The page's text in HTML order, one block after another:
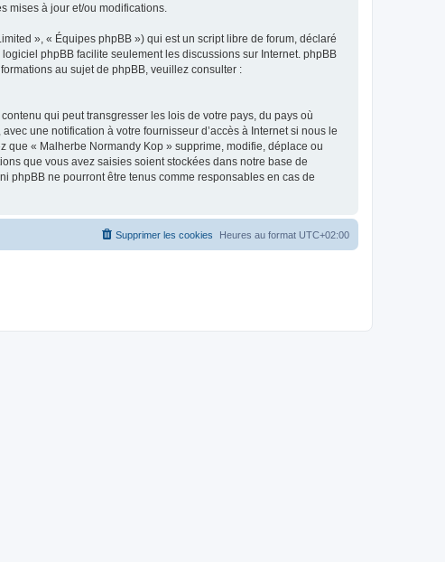
mises à jour et/ou modifications.
», « Équipes phpBB ») qui est un script libre de forum, déclaré
logiciel phpBB facilite seulement les discussions sur Internet. phpBB
au sujet de phpBB, veuillez consulter :
qui peut transgresser les lois de votre pays, du pays où
une notification à votre fournisseur d’accès à Internet si nous le
que « Malherbe Normandy Kop » supprime, modifie, déplace ou
que vous avez saisies soient stockées dans notre base de
phpBB ne pourront être tenus comme responsables en cas de
Heures au format UTC+02:00
Supprimer les cookies